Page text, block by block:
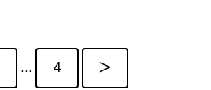
… 4 >